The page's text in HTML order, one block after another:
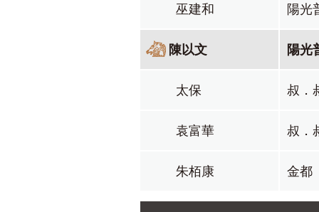
巫建和 陽光
陳以文 陽光
太保 叔．
袁富華 叔．
朱栢康 金都